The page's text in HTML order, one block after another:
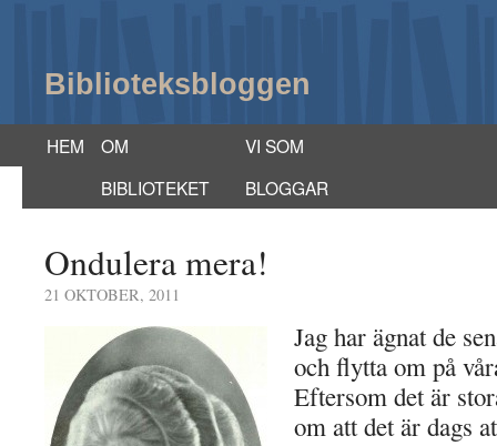
Biblioteksbloggen
HEM
OM
BIBLIOTEKET
VI SOM
BLOGGAR
Ondulera mera!
21 OKTOBER, 2011
Jag har ägnat de
och flytta om på
Eftersom det är
om att det är dags